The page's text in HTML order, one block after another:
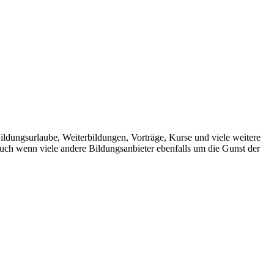
Weiterbildungen, Vorträge, Kurse und viele weitere
wenn viele andere Bildungsanbieter ebenfalls um die Gunst der